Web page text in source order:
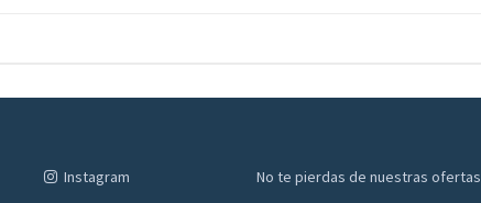
Instagram
No te pierdas de nuestras ofertas